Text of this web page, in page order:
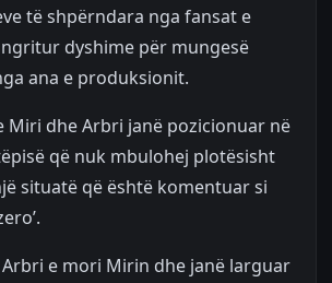
të shpërndara nga fansat e
dyshime për mungesë
ana e produksionit.
Miri dhe Arbri janë pozicionuar në
që nuk mbulohej plotësisht
situatë që është komentuar si
e mori Mirin dhe janë larguar